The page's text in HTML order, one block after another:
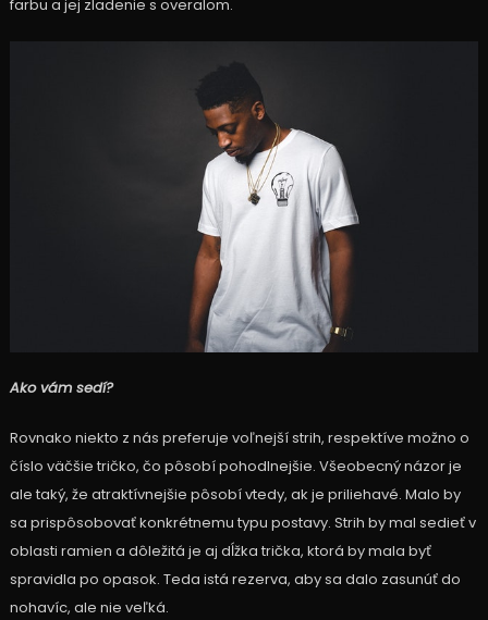
farbu a jej zladenie s overalom.
Ako vám sedí?
Rovnako niekto z nás preferuje voľnejší strih, respektíve možno o
číslo väčšie tričko, čo pôsobí pohodlnejšie. Všeobecný názor je
ale taký, že atraktívnejšie pôsobí vtedy, ak je priliehavé. Malo by
sa prispôsobovať konkrétnemu typu postavy. Strih by mal sedieť v
oblasti ramien a dôležitá je aj dĺžka trička, ktorá by mala byť
spravidla po opasok. Teda istá rezerva, aby sa dalo zasunúť do
nohavíc, ale nie veľká.